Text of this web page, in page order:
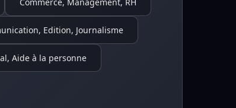
Edition, Journalisme
Aide à la personne